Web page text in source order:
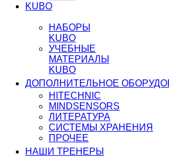
KUBO
НАБОРЫ
KUBO
УЧЕБНЫЕ
МАТЕРИАЛЫ
KUBO
ДОПОЛНИТЕЛЬНОЕ
HITECHNIC
MINDSENSORS
ЛИТЕРАТУРА
СИСТЕМЫ ХРАНЕНИЯ
ПРОЧЕЕ
НАШИ ТРЕНЕРЫ